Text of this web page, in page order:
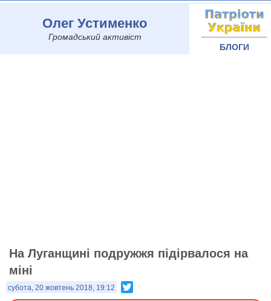
Олег Устименко
Громадський активіст
БЛОГИ
На Луганщині подружжя підірвалося на
міні
субота, 20 жовтень 2018, 19:12